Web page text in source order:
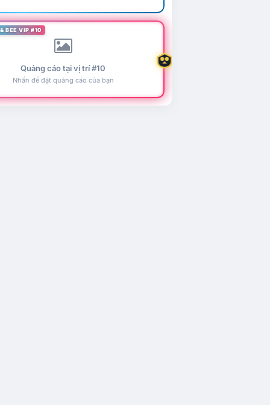
BEE VIP #10
Quảng cáo tại vị trí #10
Nhấn để đặt quảng cáo của bạn